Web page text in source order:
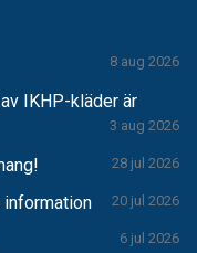
8 aug 2026
IKHP-kläder är
3 aug 2026
28 jul 2026
20 jul 2026
6 jul 2026